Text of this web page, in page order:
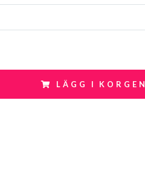
LÄGG I KORGEN